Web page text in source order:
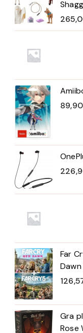
89,90
Far
Gra
Rose